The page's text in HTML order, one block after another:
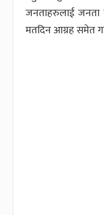
जनताहरुलाई जनता
मतदिन आग्रह समेत